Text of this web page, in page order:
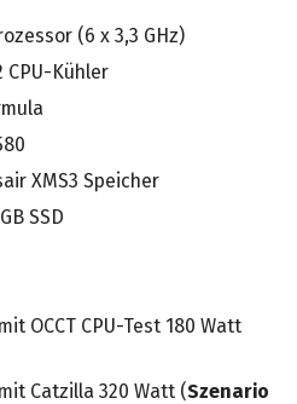
(6 x 3,3 GHz)
CPU-Kühler
XMS3 Speicher
SSD
OCCT CPU-Test 180 Watt
Catzilla 320 Watt (Szenario